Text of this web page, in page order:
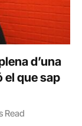
d’una
el que sap
Read